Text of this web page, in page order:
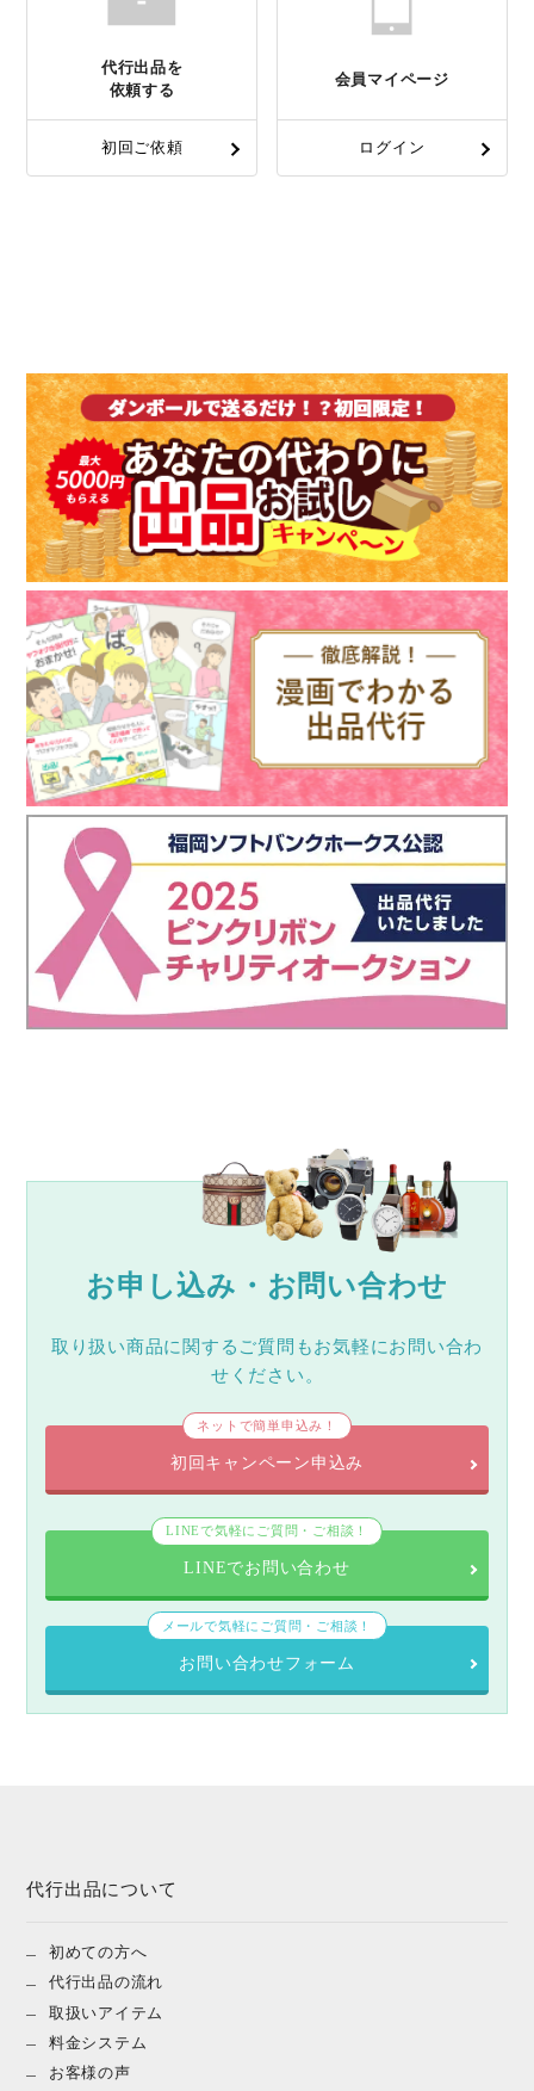
代行出品を
依頼する
初回ご依頼
会員マイページ
ログイン
お申し込み・お問い合わせ
取り扱い商品に関するご質問もお気軽にお問い合わ
せください。
ネットで簡単申込み！
初回キャンペーン申込み
LINEで気軽にご質問・ご相談！
LINEでお問い合わせ
メールで気軽にご質問・ご相談！
お問い合わせフォーム
代行出品について
初めての方へ
代行出品の流れ
取扱いアイテム
料金システム
お客様の声